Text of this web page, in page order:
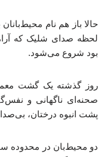
حالا باز هم نام
لحظه صدای شلیک که
بود شروع می‌شود.
روز گذشته یک گشت
صحنه‌ای ناگهانی و
پشت انبوه درختان،
دو محیط‌بان در محدوده